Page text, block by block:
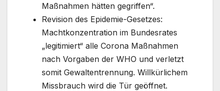
Maßnahmen hätten gegriffen“.
Revision des Epidemie-Gesetzes:
Machtkonzentration im Bundesrates
„legitimiert“ alle Corona Maßnahmen
nach Vorgaben der WHO und verletzt
somit Gewaltentrennung. Willkürlichem
Missbrauch wird die Tür geöffnet.